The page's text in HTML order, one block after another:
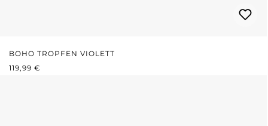
BOHO TROPFEN VIOLETT
REGULÄRER PREIS:
119,99 €